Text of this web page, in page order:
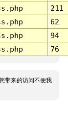
211
62
94
76
带来的访问不便我